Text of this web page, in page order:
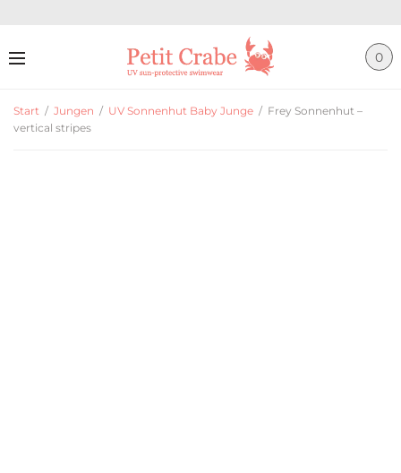
0
Start / Jungen / UV Sonnenhut Baby Junge / Frey Sonnenhut –
vertical stripes